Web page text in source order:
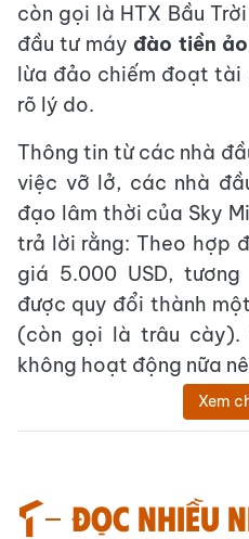
còn gọi là HTX Bầu
đầu tư máy đào tiền ảo
lừa đảo chiếm đoạt tài
rõ lý do.
Thông tin từ các nhà
việc vỡ lở, các nhà
đạo lâm thời của Sky
trả lời rằng: Theo hợp
giá 5.000 USD,
được quy đổi thành
(còn gọi là trâu cày).
không hoạt động nữa
Xem
Đọc nhiều